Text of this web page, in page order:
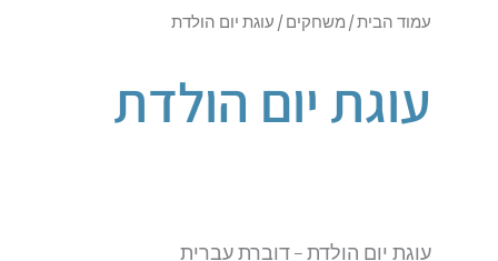
עמוד הבית/ משחקים/ עוגת יום הולדת
עוגת יום הולדת
עוגת יום הולדת – דוברת עברית